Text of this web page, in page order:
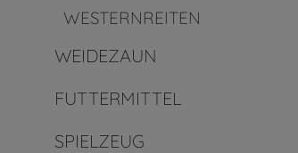
WESTERNREITEN
WEIDEZAUN
FUTTERMITTEL
SPIELZEUG